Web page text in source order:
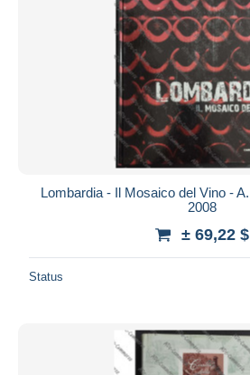
Lombardia - Il Mosaico del Vino -
2008
± 69,22 $
Status